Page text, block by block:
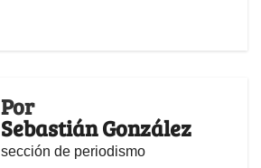
Por
Sebastián González
sección de periodismo